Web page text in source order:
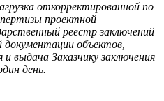
откорректированной по
проектной
реестр заключений
объектов,
и выдача Заказчику заключения
день.